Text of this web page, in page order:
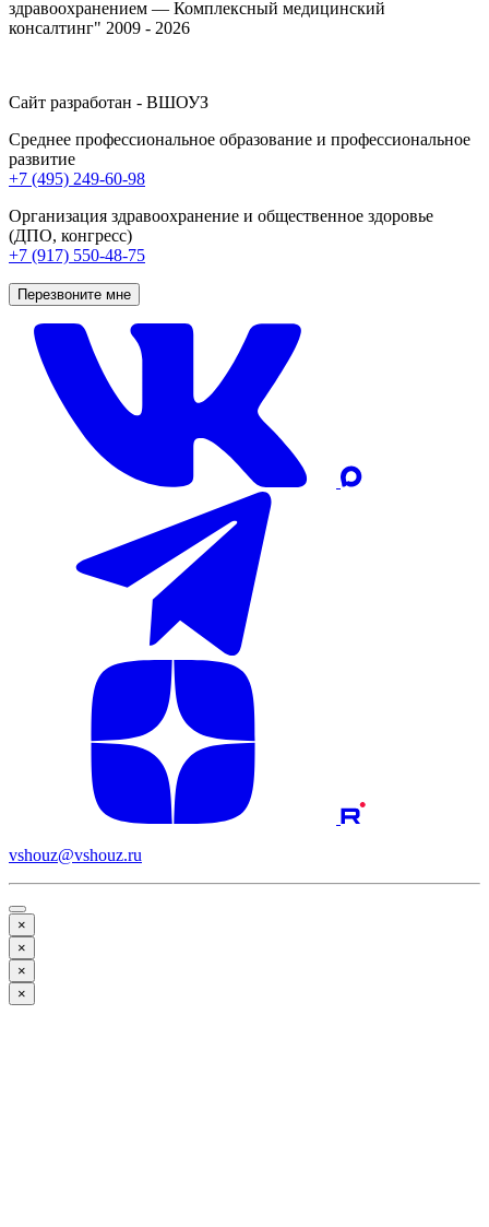
здравоохранением — Комплексный медицинский
консалтинг" 2009 - 2026
Сайт разработан - ВШОУЗ
Среднее профессиональное образование и профессиональное
развитие
+7 (495) 249-60-98
Организация здравоохранение и общественное здоровье
(ДПО, конгресс)
+7 (917) 550-48-75
Перезвоните мне
vshouz@vshouz.ru
×
×
×
×